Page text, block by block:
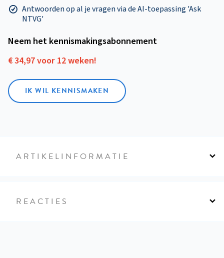
Antwoorden op al je vragen via de AI-toepassing 'Ask
NTVG'
Neem het kennismakings­abonnement
€ 34,97 voor 12 weken!
IK WIL KENNISMAKEN
ARTIKELINFORMATIE
REACTIES